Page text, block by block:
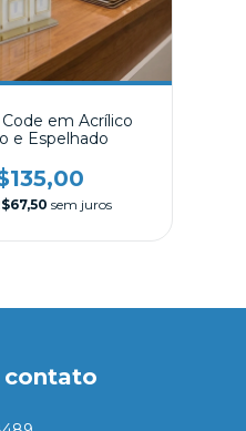
em Acrílico
e Espelhado
sem juros
contato